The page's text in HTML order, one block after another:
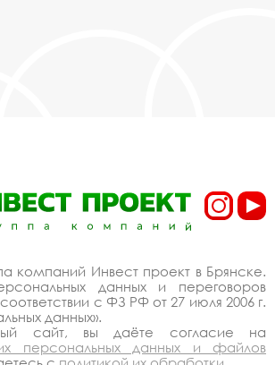
компаний Инвест проект в Брянске.
данных и переговоров
с ФЗ РФ от 27 июля 2006 г.
данных».
сайт, вы даёте согласие на
персональных данных и файлов